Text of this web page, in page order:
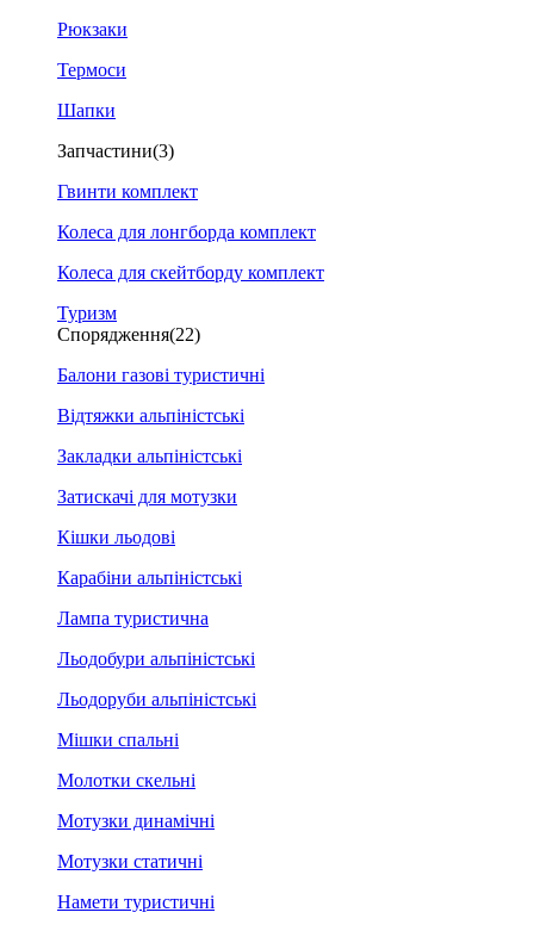
Рюкзаки
Термоси
Шапки
Запчастини(3)
Гвинти комплект
Колеса для лонгборда комплект
Колеса для скейтборду комплект
Туризм
Спорядження(22)
Балони газові туристичні
Відтяжки альпіністські
Закладки альпіністські
Затискачі для мотузки
Кішки льодові
Карабіни альпіністські
Лампа туристична
Льодобури альпіністські
Льодоруби альпіністські
Мішки спальні
Молотки скельні
Мотузки динамічні
Мотузки статичні
Намети туристичні